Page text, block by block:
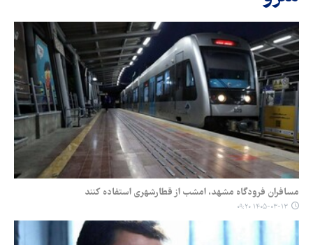
مسافران فرودگاه مشهد، امشب از قطارشهری استفاده کنند
۱۴۰۵-۰۳-۱۳ ۰۹:۲۰